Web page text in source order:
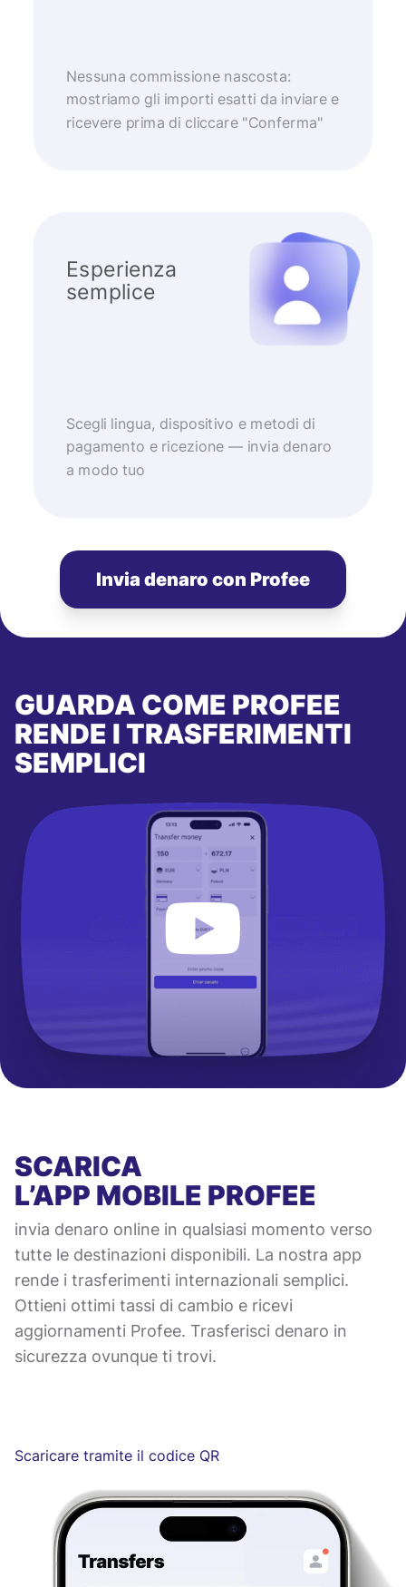
Nessuna commissione nascosta:
mostriamo gli importi esatti da inviare e
ricevere prima di cliccare "Conferma"
Esperienza
semplice
Scegli lingua, dispositivo e metodi di
pagamento e ricezione — invia denaro
a modo tuo
Invia denaro con Profee
GUARDA COME PROFEE
RENDE I TRASFERIMENTI
SEMPLICI
SCARICA
L’APP MOBILE PROFEE
invia denaro online in qualsiasi momento verso
tutte le destinazioni disponibili. La nostra app
rende i trasferimenti internazionali semplici.
Ottieni ottimi tassi di cambio e ricevi
aggiornamenti Profee. Trasferisci denaro in
sicurezza ovunque ti trovi.
Scaricare tramite il codice QR